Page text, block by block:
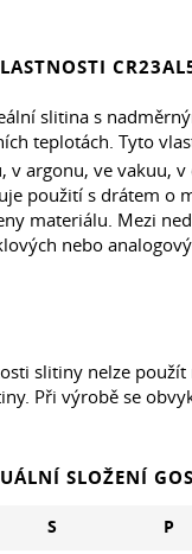
slitina s
teplotách. Tyto
v argonu, ve vakuu,
použití s drátem o
materiálu. Mezi
nebo
slitiny nelze
Při výrobě se
SLOŽENÍ
S P